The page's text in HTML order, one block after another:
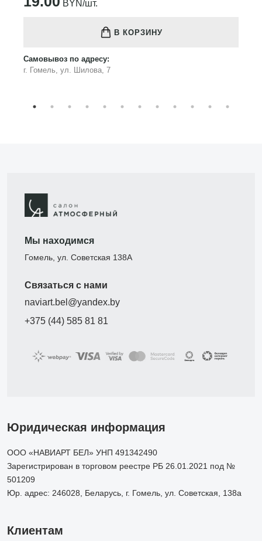
BYN/шт.
В КОРЗИНУ
Самовывоз по адресу:
г. Гомель, ул. Шилова, 7
Мы находимся
Гомель, ул. Советская 138А
Связаться с нами
naviart.bel@yandex.by
+375 (44) 585 81 81
Юридическая информация
ООО «НАВИАРТ БЕЛ» УНП 491342490
Зарегистрирован в торговом реестре РБ 26.01.2021 под №
501209
Юр. адрес: 246028, Беларусь, г. Гомель, ул. Советская, 138а
Клиентам